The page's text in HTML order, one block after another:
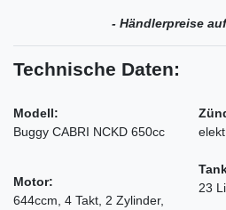
- Händlerpreise
Technische Daten:
Modell:
Buggy CABRI NCKD 650cc
Motor:
644ccm, 4 Takt, 2 Zylinder,
23